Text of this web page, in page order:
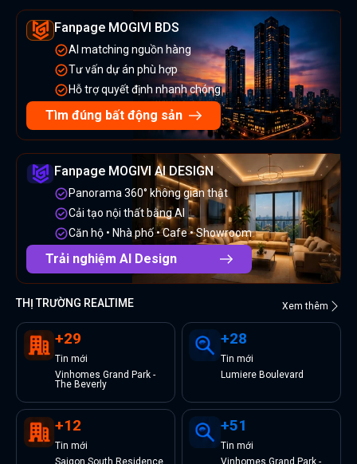
Fanpage MOGIVI BDS
AI matching nguồn hàng
Tư vấn dự án phù hợp
Hỗ trợ quyết định nhanh chóng
Tìm đúng bất động sản
Fanpage MOGIVI AI DESIGN
Panorama 360° không gian thật
Cải tạo nội thất bằng AI
Căn hộ • Nhà phố • Cafe • Showroom
Trải nghiệm AI Design
THỊ TRƯỜNG REALTIME Xem thêm
+29
Tin mới
Vinhomes Grand Park -
The Beverly
+28
Tin mới
Lumiere Boulevard
+12
Tin mới
+51
Tin mới